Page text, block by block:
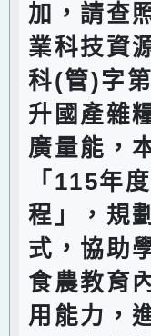
加，請查
業科技資
科(管)字
升國產雜
廣量能，
「115年
程」，規
式，協助
食農教育
用能力，